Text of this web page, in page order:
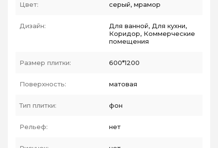
Цвет: серый, мрамор
Дизайн:
Для ванной, Для кухни,
Коридор, Коммерческие
помещения
Размер плитки: 600*1200
Поверхность: матовая
Тип плитки: фон
Рельеф: нет